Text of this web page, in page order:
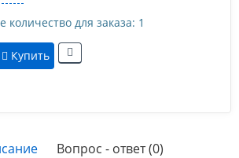
для заказа: 1
Купить
Вопрос - ответ (0)